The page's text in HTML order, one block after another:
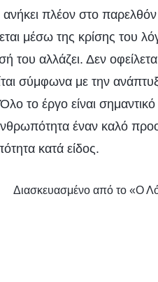
ανήκει πλέον στο
μέσω της κρίσης του
του αλλάζει. Δεν
σύμφωνα με την
το έργο είναι σημαντικό
έναν καλό
κατά είδος.
Διασκευασμένο από το «Ο